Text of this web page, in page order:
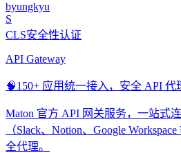
byungkyu
S
CLS安全性认证
API Gateway
🧠150+ 应用统一接入，安全 API 代
Maton 官方 API 网关服务，一站式
（Slack、Notion、Google
全代理。